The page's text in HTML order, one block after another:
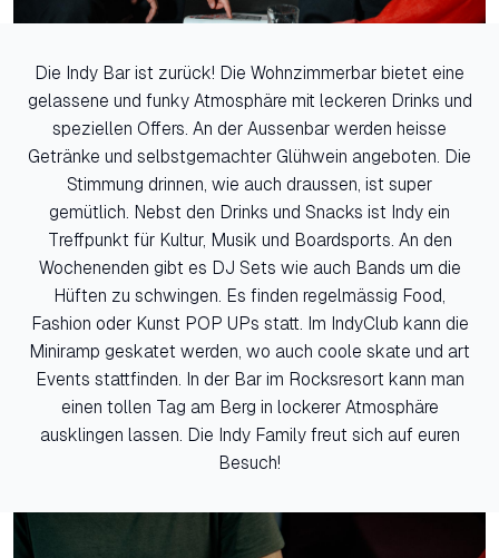
Die Indy Bar ist zurück! Die Wohnzimmerbar bietet eine
gelassene und funky Atmosphäre mit leckeren Drinks und
speziellen Offers. An der Aussenbar werden heisse
Getränke und selbstgemachter Glühwein angeboten. Die
Stimmung drinnen, wie auch draussen, ist super
gemütlich. Nebst den Drinks und Snacks ist Indy ein
Treffpunkt für Kultur, Musik und Boardsports. An den
Wochenenden gibt es DJ Sets wie auch Bands um die
Hüften zu schwingen. Es finden regelmässig Food,
Fashion oder Kunst POP UPs statt. Im IndyClub kann die
Miniramp geskatet werden, wo auch coole skate und art
Events stattfinden. In der Bar im Rocksresort kann man
einen tollen Tag am Berg in lockerer Atmosphäre
ausklingen lassen. Die Indy Family freut sich auf euren
Besuch!